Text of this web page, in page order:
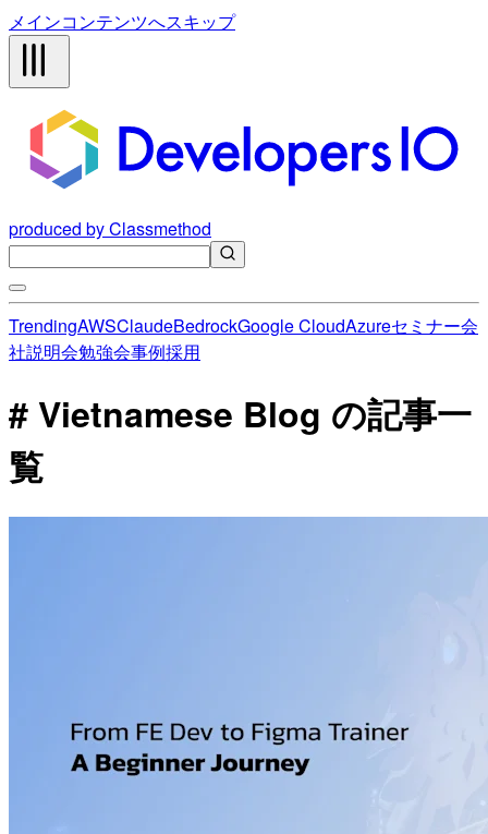
メインコンテンツへスキップ
produced by Classmethod
TrendingAWSClaudeBedrockGoogle CloudAzureセミナー会
社説明会勉強会事例採用
# Vietnamese Blog の記事一
覧